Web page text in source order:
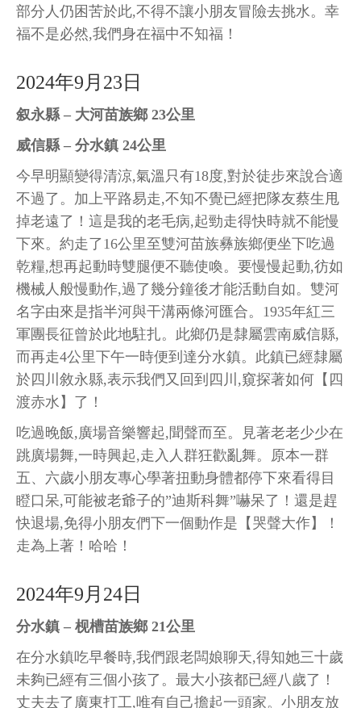
部分人仍困苦於此,不得不讓小朋友冒險去挑水。幸
福不是必然,我們身在福中不知福！
2024年9月23日
叙永縣 – 大河苗族鄉 23公里
威信縣 – 分水鎮 24公里
今早明顯變得清涼,氣溫只有18度,對於徒步來說合適
不過了。加上平路易走,不知不覺已經把隊友蔡生甩
掉老遠了！這是我的老毛病,起勁走得快時就不能慢
下來。約走了16公里至雙河苗族彝族鄉便坐下吃過
乾糧,想再起動時雙腿便不聽使喚。要慢慢起動,彷如
機械人般慢動作,過了幾分鐘後才能活動自如。雙河
名字由來是指半河與干溝兩條河匯合。1935年紅三
軍團長征曾於此地駐扎。此鄉仍是隸屬雲南威信縣,
而再走4公里下午一時便到達分水鎮。此鎮已經隸屬
於四川敘永縣,表示我們又回到四川,窺探著如何【四
渡赤水】了！
吃過晚飯,廣場音樂響起,聞聲而至。見著老老少少在
跳廣場舞,一時興起,走入人群狂歡亂舞。原本一群
五、六歲小朋友專心學著扭動身體都停下來看得目
瞪口呆,可能被老爺子的”迪斯科舞”嚇呆了！還是趕
快退場,免得小朋友們下一個動作是【哭聲大作】！
走為上著！哈哈！
2024年9月24日
分水鎮 – 枧槽苗族鄉 21公里
在分水鎮吃早餐時,我們跟老闆娘聊天,得知她三十歲
未夠已經有三個小孩了。最大小孩都已經八歲了！
丈夫去了廣東打工,唯有自己擔起一頭家。小朋友放